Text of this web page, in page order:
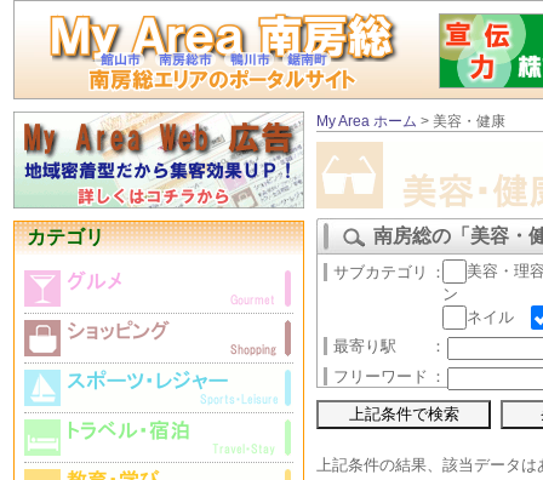
カテゴリ
My Area ホーム > 美容・健康
南房総の「美容・
サブカテゴリ ：
美容・理
ン
ネイル
最寄り駅
：
フリーワード ：
上記条件の結果、該当データは